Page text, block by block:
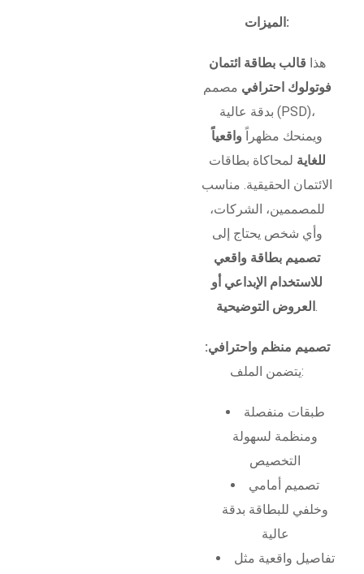
الميزات:
هذا قالب بطاقة ائتمان
فوتولوك احترافي مصمم
بدقة عالية (PSD)،
ويمنحك مظهراً واقعياً
للغاية لمحاكاة بطاقات
الائتمان الحقيقية. مناسب
للمصممين، الشركات،
وأي شخص يحتاج إلى
تصميم بطاقة واقعي
للاستخدام الإبداعي أو
العروض التوضيحية .
تصميم منظم واحترافي:
يتضمن الملف:
طبقات منفصلة
ومنظمة لسهولة
التخصيص
تصميم أمامي
وخلفي للبطاقة بدقة
عالية
تفاصيل واقعية مثل